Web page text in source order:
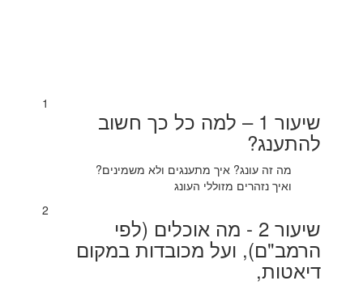
1
שיעור 1 – למה כל כך חשוב
להתענג?
מה זה עונג? איך מתענגים ולא משמינים?
ואיך נזהרים מזוללי העונג
2
שיעור 2 - מה אוכלים (לפי
הרמב"ם), ועל מכובדות במקום
דיאטות,